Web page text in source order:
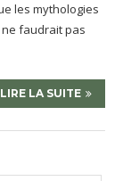
les mythologies
faudrait pas
LIRE LA SUITE